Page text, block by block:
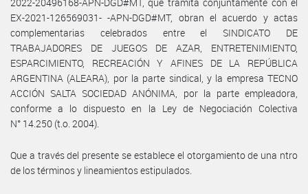
EX-2021-126569031- -APN-DGD#MT, obran el acuerdo y actas
complementarias celebrados entre el SINDICATO DE
TRABAJADORES DE JUEGOS DE AZAR, ENTRETENIMIENTO,
ESPARCIMIENTO, RECREACIÓN Y AFINES DE LA REPÚBLICA
ARGENTINA (ALEARA), por la parte sindical, y la empresa TECNO
ACCIÓN SALTA SOCIEDAD ANÓNIMA, por la parte empleadora,
conforme a lo dispuesto en la Ley de Negociación Colectiva
N° 14.250 (t.o. 2004).
Que a través del presente se establece el otorgamiento de una ntro
de los términos y lineamientos estipulados.